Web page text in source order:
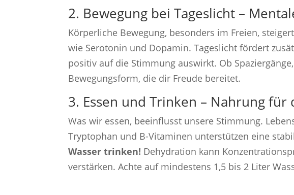
2. Bewegung bei Tageslicht –
Körperliche Bewegung, besonders im Freien,
wie Serotonin und Dopamin. Tageslicht fördert
positiv auf die Stimmung auswirkt. Ob
Bewegungsform, die dir Freude bereitet.
3. Essen und Trinken – Nahrung für
Was wir essen, beeinflusst unsere Stimmung.
Tryptophan und B-Vitaminen unterstützen eine
Wasser trinken! Dehydration kann
verstärken. Achte auf mindestens 1,5 bis 2 Liter